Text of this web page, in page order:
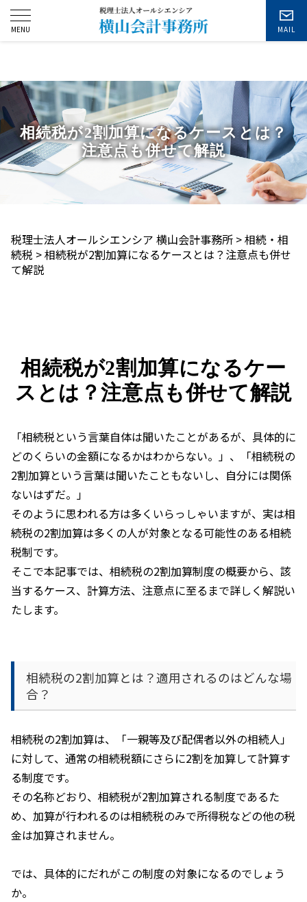
お問い合わせ
相続税が2割加算になるケースとは？
注意点も併せて解説
税理士法人オールシエンシア 横山会計事務所 >相続・相
続税 >相続税が2割加算になるケースとは？注意点も併せ
て解説
相続税が2割加算になるケー
スとは？注意点も併せて解説
「相続税という言葉自体は聞いたことがあるが、具体的に
どのくらいの金額になるかはわからない。」、「相続税の
2割加算という言葉は聞いたこともないし、自分には関係
ないはずだ。」
そのように思われる方は多くいらっしゃいますが、実は相
続税の2割加算は多くの人が対象となる可能性のある相続
税制です。
そこで本記事では、相続税の2割加算制度の概要から、該
当するケース、計算方法、注意点に至るまで詳しく解説い
たします。
相続税の2割加算とは？適用されるのはどんな場
合？
相続税の2割加算は、「一親等及び配偶者以外の相続人」
に対して、通常の相続税額にさらに2割を加算して計算す
る制度です。
その名称どおり、相続税が2割加算される制度であるた
め、加算が行われるのは相続税のみで所得税などの他の税
金は加算されません。
では、具体的にだれがこの制度の対象になるのでしょう
か。